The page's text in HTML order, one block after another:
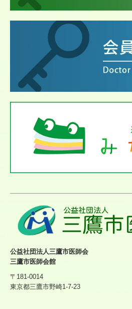
公益社団法人三鷹市医師会
三鷹市医師会館
〒181-0014
東京都三鷹市野崎1-7-23